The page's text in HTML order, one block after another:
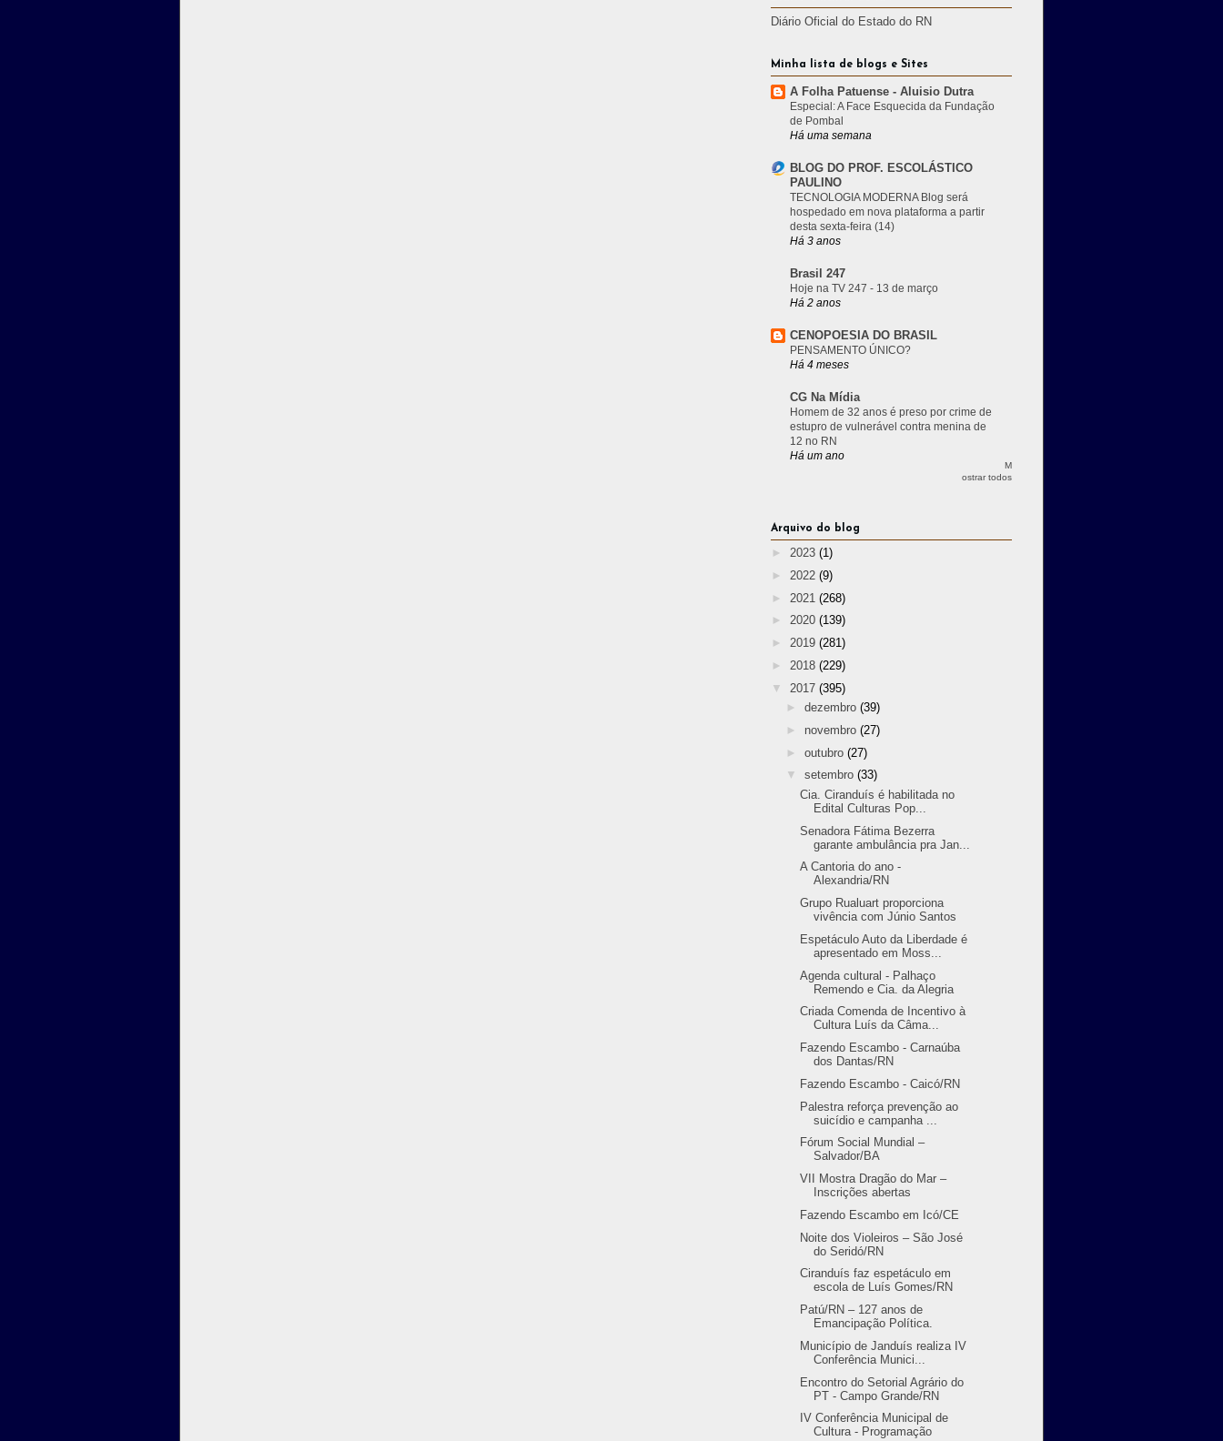
Diário Oficial do Estado do RN
Minha lista de blogs e Sites
A Folha Patuense - Aluisio Dutra
Especial: A Face Esquecida da Fundação
de Pombal
Há uma semana
BLOG DO PROF. ESCOLÁSTICO
PAULINO
TECNOLOGIA MODERNA Blog será
hospedado em nova plataforma a partir
desta sexta-feira (14)
Há 3 anos
Brasil 247
Hoje na TV 247 - 13 de março
Há 2 anos
CENOPOESIA DO BRASIL
PENSAMENTO ÚNICO?
Há 4 meses
CG Na Mídia
Homem de 32 anos é preso por crime de
estupro de vulnerável contra menina de
12 no RN
Há um ano
M
ostrar todos
Arquivo do blog
► 2023 (1)
► 2022 (9)
► 2021 (268)
► 2020 (139)
► 2019 (281)
► 2018 (229)
▼ 2017 (395)
► dezembro (39)
► novembro (27)
► outubro (27)
▼ setembro (33)
Cia. Ciranduís é habilitada no
Edital Culturas Pop...
Senadora Fátima Bezerra
garante ambulância pra Jan...
A Cantoria do ano -
Alexandria/RN
Grupo Rualuart proporciona
vivência com Júnio Santos
Espetáculo Auto da Liberdade é
apresentado em Moss...
Agenda cultural - Palhaço
Remendo e Cia. da Alegria
Criada Comenda de Incentivo à
Cultura Luís da Câma...
Fazendo Escambo - Carnaúba
dos Dantas/RN
Fazendo Escambo - Caicó/RN
Palestra reforça prevenção ao
suicídio e campanha ...
Fórum Social Mundial –
Salvador/BA
VII Mostra Dragão do Mar –
Inscrições abertas
Fazendo Escambo em Icó/CE
Noite dos Violeiros – São José
do Seridó/RN
Ciranduís faz espetáculo em
escola de Luís Gomes/RN
Patú/RN – 127 anos de
Emancipação Política.
Município de Janduís realiza IV
Conferência Munici...
Encontro do Setorial Agrário do
PT - Campo Grande/RN
IV Conferência Municipal de
Cultura - Programação